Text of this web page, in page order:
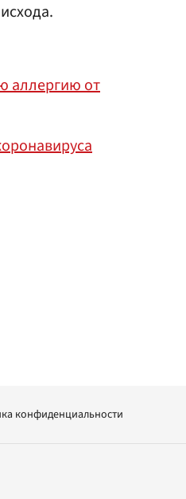
аллергию от
конфиденциальности